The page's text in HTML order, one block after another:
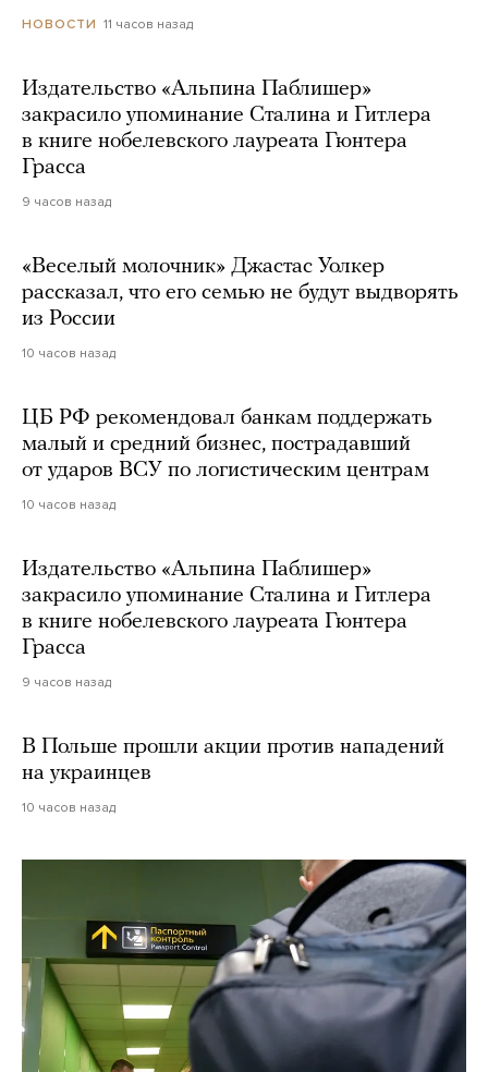
НОВОСТИ 11 часов назад
Издательство «Альпина Паблишер»
закрасило упоминание Сталина и Гитлера
в книге нобелевского лауреата Гюнтера
Грасса
9 часов назад
«Веселый молочник» Джастас Уолкер
рассказал, что его семью не будут выдворять
из России
10 часов назад
ЦБ РФ рекомендовал банкам поддержать
малый и средний бизнес, пострадавший
от ударов ВСУ по логистическим центрам
10 часов назад
Издательство «Альпина Паблишер»
закрасило упоминание Сталина и Гитлера
в книге нобелевского лауреата Гюнтера
Грасса
9 часов назад
В Польше прошли акции против нападений
на украинцев
10 часов назад